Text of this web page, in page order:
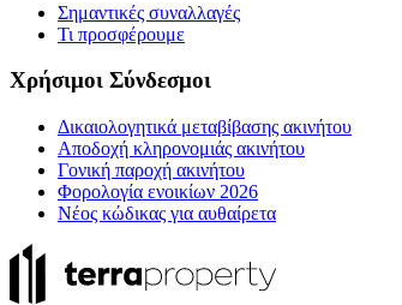
Σημαντικές συναλλαγές
Τι προσφέρουμε
Χρήσιμοι Σύνδεσμοι
Δικαιολογητικά μεταβίβασης ακινήτου
Αποδοχή κληρονομιάς ακινήτου
Γονική παροχή ακινήτου
Φορολογία ενοικίων 2026
Νέος κώδικας για αυθαίρετα